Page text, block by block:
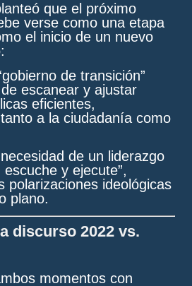
que el próximo
verse como una etapa
el inicio de un nuevo
de transición”
escanear y ajustar
eficientes,
a la ciudadanía como
de un liderazgo
escuche y ejecute”,
polarizaciones ideológicas
plano.
discurso 2022 vs.
momentos con